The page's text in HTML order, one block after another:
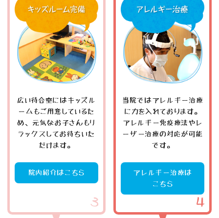
広い待合室にはキッズル
ームもご用意しているた
め、元気なお子さんもリ
ラックスしてお待ちいた
だけます。
院内紹介はこちら
当院ではアレルギー治療
に力を入れております。
アレルギー免疫療法やレ
ーザー治療の対応が可能
です。
アレルギー治療は
こちら